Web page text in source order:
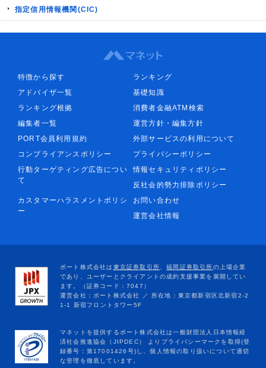
指定信用情報機関(CIC)
特徴から探す
ランキング
アドバイザ一覧
基礎知識
ランキング根拠
消費者金融ATM検索
編集者一覧
運営方針・編集方針
PORT会員利用規約
外部サービスの利用について
コンプライアンスポリシー
プライバシーポリシー
行動ターゲティング広告につい
て
情報セキュリティポリシー
反社会的勢力排除ポリシー
カスタマーハラスメントポリシ
ー
お問い合わせ
運営会社情報